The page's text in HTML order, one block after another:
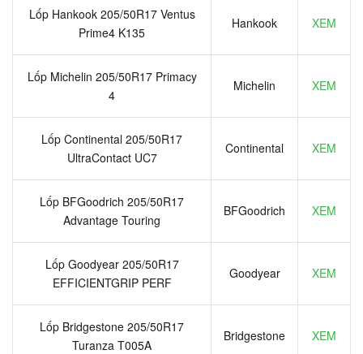
Lốp Hankook 205/50R17 Ventus
Prime4 K135
Hankook XEM
Lốp Michelin 205/50R17 Primacy
4
Michelin XEM
Lốp Continental 205/50R17
UltraContact UC7
Continental XEM
Lốp BFGoodrich 205/50R17
Advantage Touring
BFGoodrich XEM
Lốp Goodyear 205/50R17
EFFICIENTGRIP PERF
Goodyear XEM
Lốp Bridgestone 205/50R17
Turanza T005A
Bridgestone XEM